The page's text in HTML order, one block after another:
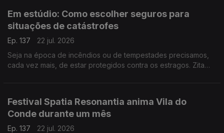
Em estúdio: Como escolher seguros para
situações de catástrofes
Ep. 137
22 jul. 2026
Seja na época de incêndios ou de tempestades precisamos,
cada vez mais, de estar protegidos contra os estragos. Zita
Festival Spatia Resonantia anima Vila do
Conde durante um mês
Ep. 137
22 jul. 2026